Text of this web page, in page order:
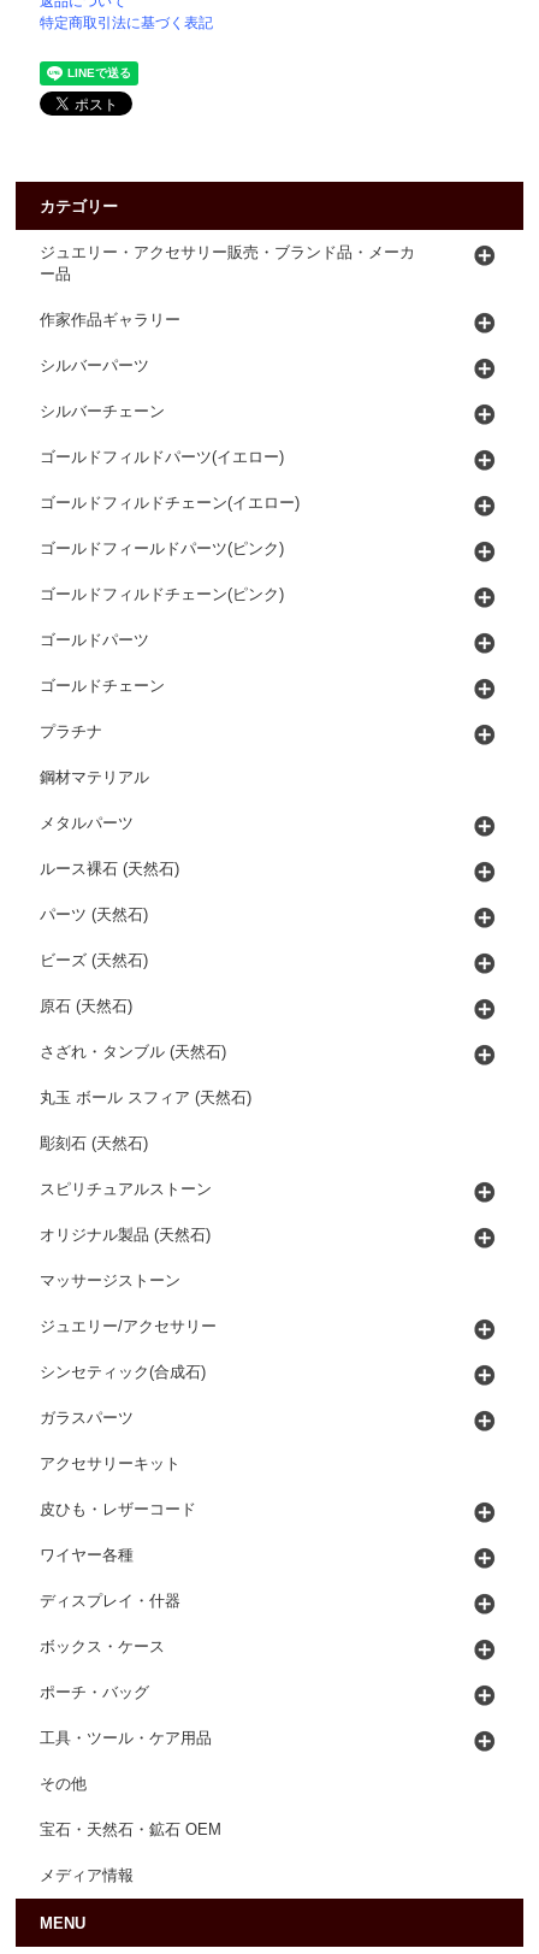
特定商取引法に基づく表記
カテゴリー
ジュエリー・アクセサリー販売・ブランド品・メーカ
ー品
作家作品ギャラリー
シルバーパーツ
シルバーチェーン
ゴールドフィルドパーツ(イエロー)
ゴールドフィルドチェーン(イエロー)
ゴールドフィールドパーツ(ピンク)
ゴールドフィルドチェーン(ピンク)
ゴールドパーツ
ゴールドチェーン
プラチナ
鋼材マテリアル
メタルパーツ
ルース裸石 (天然石)
パーツ (天然石)
ビーズ (天然石)
原石 (天然石)
さざれ・タンブル (天然石)
丸玉 ボール スフィア (天然石)
彫刻石 (天然石)
スピリチュアルストーン
オリジナル製品 (天然石)
マッサージストーン
ジュエリー/アクセサリー
シンセティック(合成石)
ガラスパーツ
アクセサリーキット
皮ひも・レザーコード
ワイヤー各種
ディスプレイ・什器
ボックス・ケース
ポーチ・バッグ
工具・ツール・ケア用品
その他
宝石・天然石・鉱石 OEM
メディア情報
MENU